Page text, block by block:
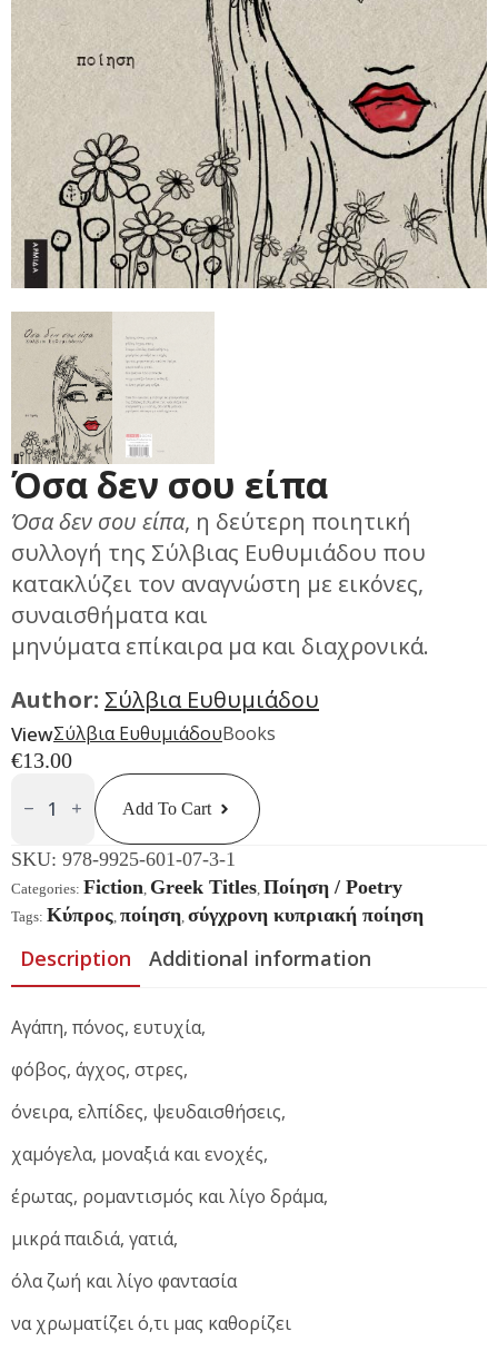
Όσα δεν σου είπα
Όσα δεν σου είπα, η δεύτερη ποιητική
συλλογή της Σύλβιας Ευθυμιάδου που
κατακλύζει τον αναγνώστη με εικόνες,
συναισθήματα και
μηνύματα επίκαιρα μα και διαχρονικά.
Author: Σύλβια Ευθυμιάδου
ViewΣύλβια ΕυθυμιάδουBooks
€13.00
Σου
Quantity
Add To Cart
SKU: 978-9925-601-07-3-1
Categories: Fiction, Greek Titles, Ποίηση / Poetry
Tags: Κύπρος, ποίηση, σύγχρονη κυπριακή ποίηση
Description Additional information
Αγάπη, πόνος, ευτυχία,
φόβος, άγχος, στρες,
όνειρα, ελπίδες, ψευδαισθήσεις,
χαμόγελα, μοναξιά και ενοχές,
έρωτας, ρομαντισμός και λίγο δράμα,
μικρά παιδιά, γατιά,
όλα ζωή και λίγο φαντασία
να χρωματίζει ό,τι μας καθορίζει